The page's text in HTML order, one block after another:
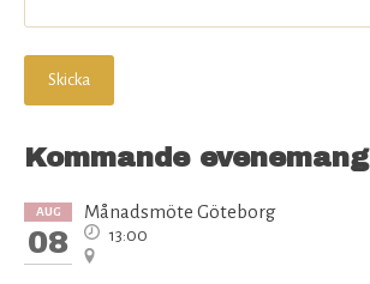
Kommande evenemang
AUG
08
Månadsmöte Göteborg
13:00